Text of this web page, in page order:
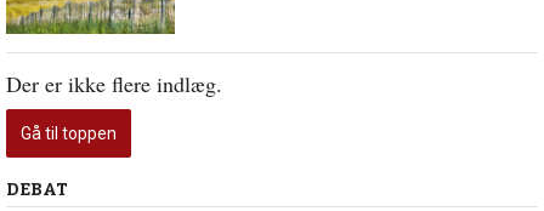
Der er ikke flere indlæg.
Gå til toppen
Debat
DEBAT